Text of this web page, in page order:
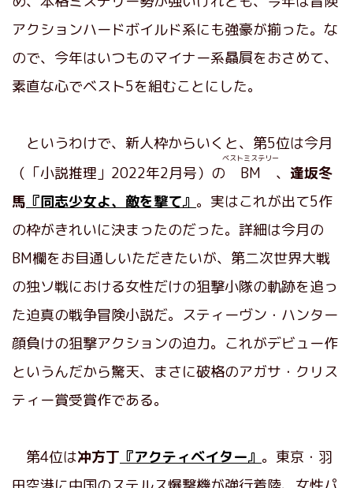
アクションハードボイルド系にも強豪が揃った。な
ので、今年はいつものマイナー系贔屓をおさめて、
素直な心でベスト5を組むことにした。
というわけで、新人枠からいくと、第5位は今月
（「小説推理」2022年2月号）の
BM
ベストミステリー
、 逢坂冬
馬 『同志少女よ、敵を撃て』 。実はこれが出て5作
の枠がきれいに決まったのだった。詳細は今月の
BM欄をお目通しいただきたいが、第二次世界大戦
の独ソ戦における女性だけの狙撃小隊の軌跡を追っ
た迫真の戦争冒険小説だ。スティーヴン・ハンター
顔負けの狙撃アクションの迫力。これがデビュー作
というんだから驚天、まさに破格のアガサ・クリス
ティー賞受賞作である。
第4位は冲方丁 『アクティベイター』 。東京・羽